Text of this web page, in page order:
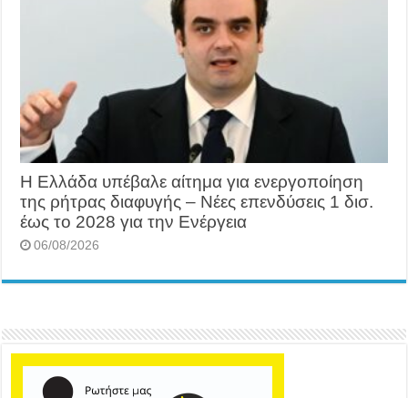
Η Ελλάδα υπέβαλε αίτημα για ενεργοποίηση
της ρήτρας διαφυγής – Νέες επενδύσεις 1 δισ.
έως το 2028 για την Ενέργεια
06/08/2026